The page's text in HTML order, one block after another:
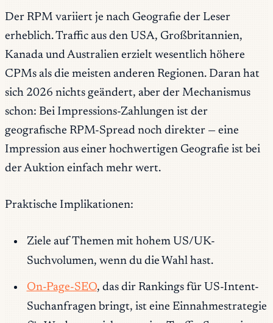
Der RPM variiert je nach Geografie der Leser
erheblich. Traffic aus den USA, Großbritannien,
Kanada und Australien erzielt wesentlich höhere
CPMs als die meisten anderen Regionen. Daran hat
sich 2026 nichts geändert, aber der Mechanismus
schon: Bei Impressions-Zahlungen ist der
geografische RPM-Spread noch direkter — eine
Impression aus einer hochwertigen Geografie ist bei
der Auktion einfach mehr wert.
Praktische Implikationen:
Ziele auf Themen mit hohem US/UK-
Suchvolumen, wenn du die Wahl hast.
On-Page-SEO, das dir Rankings für US-Intent-
Suchanfragen bringt, ist eine Einnahmestrategie